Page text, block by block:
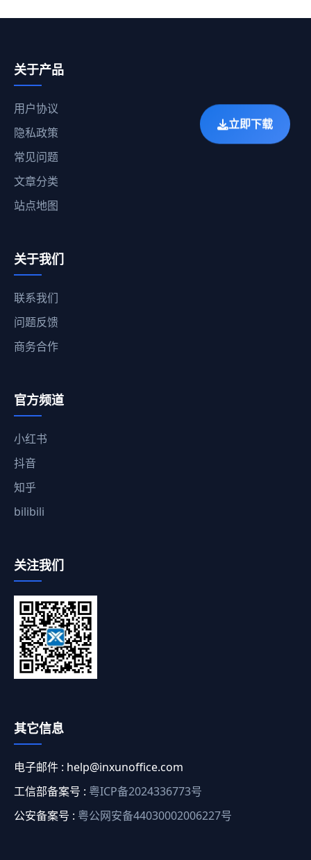
立即下载
关于产品
用户协议
隐私政策
常见问题
文章分类
站点地图
关于我们
联系我们
问题反馈
商务合作
官方频道
小红书
抖音
知乎
bilibili
关注我们
其它信息
电子邮件 : help@inxunoffice.com
工信部备案号 : 粤ICP备2024336773号
公安备案号 : 粤公网安备44030002006227号